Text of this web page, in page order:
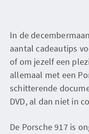
In de
aantal cadeautips
of om jezelf een
allemaal met een
schitterende
DVD, al dan niet in
De Porsche 917 is